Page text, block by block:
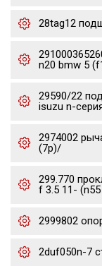
28tag12
n20 bmw 5
29590/22
isuzu n-
2974002
(7p)/
299.770
f 3.5 11-
2999802
2duf050n-7